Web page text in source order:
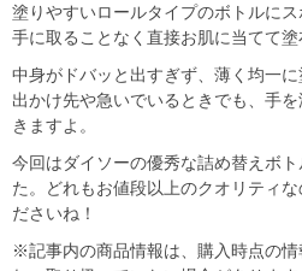
塗りやすいロールタイプのボトルに
手に取ることなく直接お肌に当てて塗
中身がドバッと出すぎず、薄く均一
出かけ先や急いでいるときでも、手
きますよ。
今回はダイソーの優秀な詰め替えボ
た。どれもお値段以上のクオリティ
ださいね！
※記事内の商品情報は、購入時点の